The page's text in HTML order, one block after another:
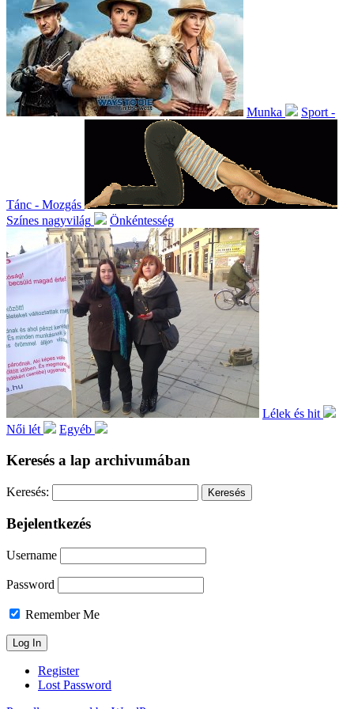
Munka Sport -
Tánc - Mozgás
Színes nagyvilág
Önkéntesség
Lélek és hit
Női lét
Egyéb
Keresés a lap archivumában
Keresés:
Bejelentkezés
Username
Password
Remember Me
Register
Lost Password